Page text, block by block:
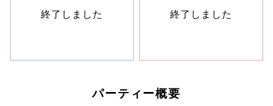
終了しました 終了しました
パーティー概要